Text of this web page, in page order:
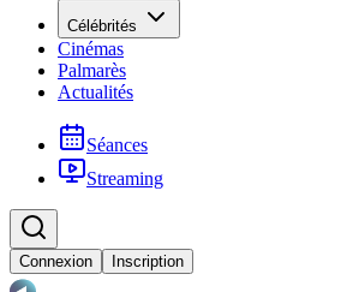
Célébrités
Cinémas
Palmarès
Actualités
Séances
Streaming
Connexion Inscription